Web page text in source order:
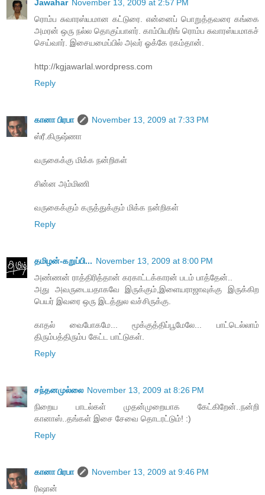
Jawahar November 13, 2009 at 2:57 PM
ரொம்ப சுவாரஸ்யமான கட்டுரை. என்னைப் பொறுத்தவரை கங்கை
அமரன் ஒரு நல்ல தொகுப்பாளர். காம்பியரிங் ரொம்ப சுவாரஸ்யமாகச்
செய்வார். இசையமைப்பில் அவர் ஓக்கே ரகம்தான்.
http://kgjawarlal.wordpress.com
Reply
கானா பிரபா
November 13, 2009 at 7:33 PM
ஸ்ரீ.கிருஷ்ணா
வருகைக்கு மிக்க நன்றிகள்
சின்ன அம்மிணி
வருகைக்கும் கருத்துக்கும் மிக்க நன்றிகள்
Reply
தமிழன்-கறுப்பி... November 13, 2009 at 8:00 PM
அண்ணன் ராத்திரித்தான் கரகாட்டக்காரன் படம் பாத்தேன்..
அது அவருடையதாகவே இருக்கும்,இளையராஜாவுக்கு இருக்கிற
பெயர் இவரை ஒரு இடத்துல வச்சிருக்கு.
காதல் வைபோகமே... மூக்குத்திப்பூமேலே... பாட்டெல்லாம்
திரும்பத்திரும்ப கேட்ட பாட்டுகள்.
Reply
சந்தனமுல்லை November 13, 2009 at 8:26 PM
நிறைய பாடல்கள் முதன்முறையாக கேட்கிறேன்..நன்றி
கானாஸ்..தங்கள் இசை சேவை தொடரட்டும்! :)
Reply
கானா பிரபா
November 13, 2009 at 9:46 PM
ரிஷான்